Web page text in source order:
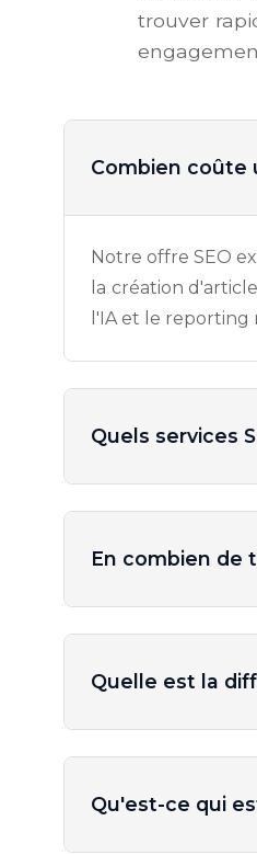
trouver
Combien coûte
Notre offre SEO
la création
l'IA et le
Quels services
En combien de
Quelle est la
Qu'est-ce qui